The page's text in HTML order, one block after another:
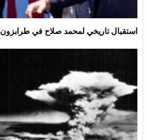
استقبال تاريخي لمحمد صلاح في طرابزون